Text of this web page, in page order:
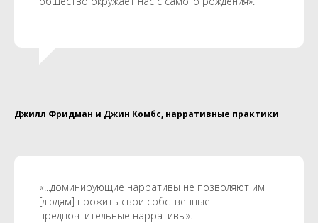
Джилл Фридман и Джин Комбс, нарративные практики
«...доминирующие нарративы не позволяют им
[людям] прожить свои собственные
предпочтительные нарративы».